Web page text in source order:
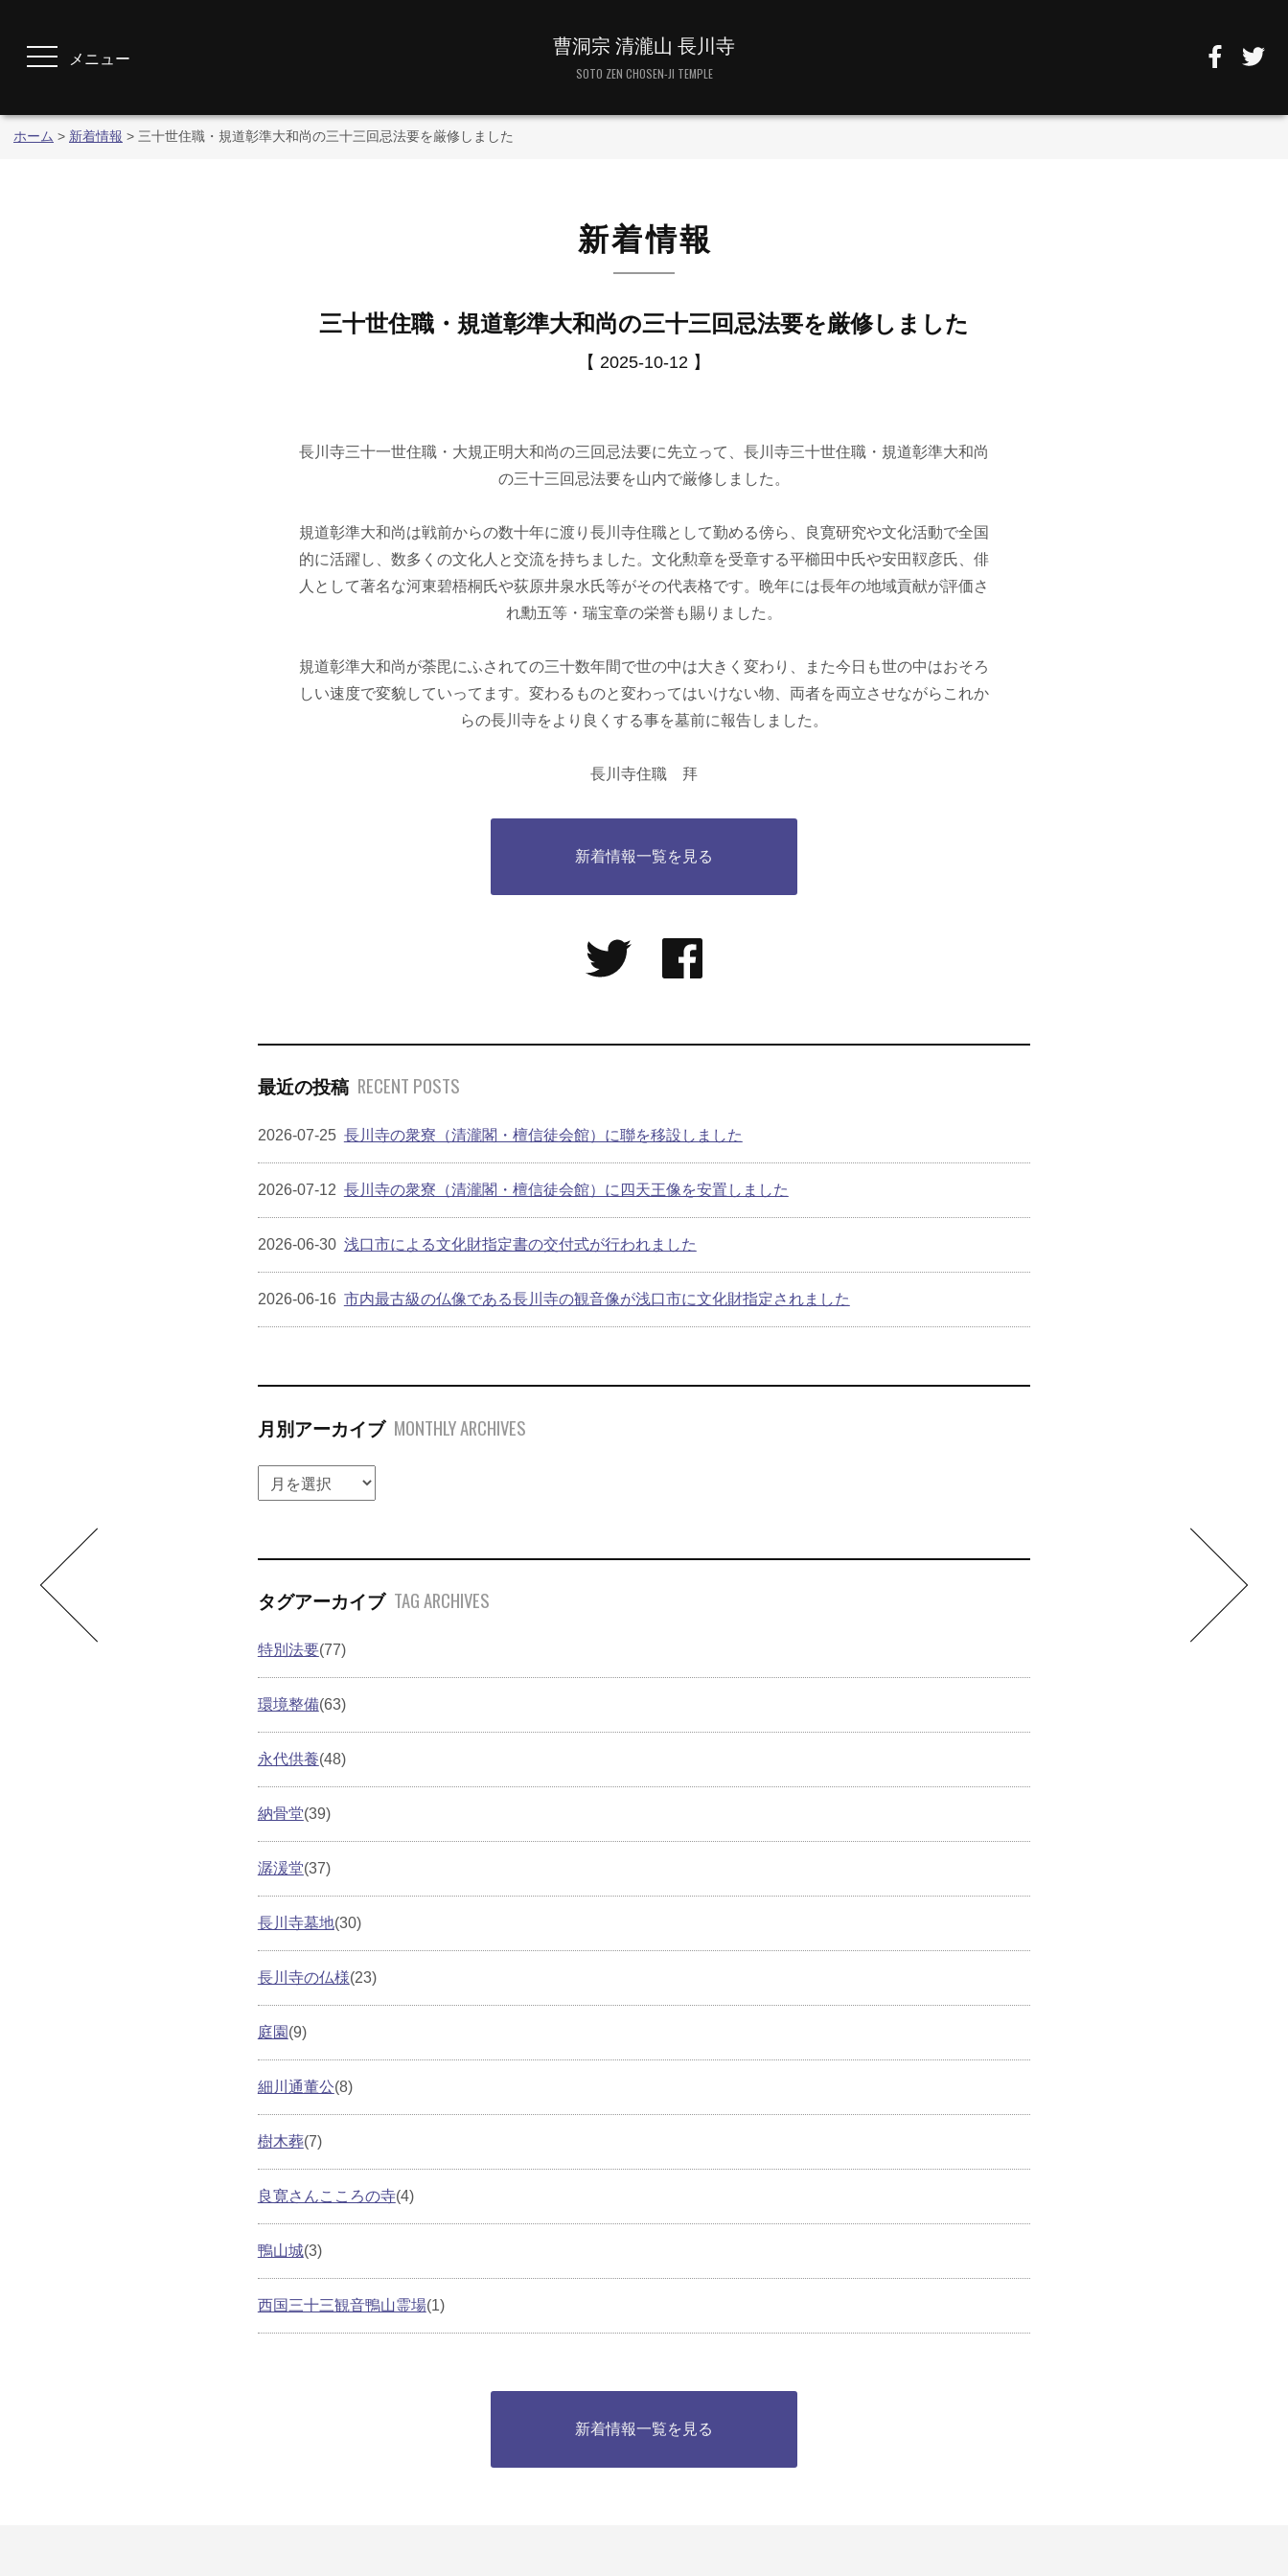
曹洞宗 清瀧山 長川寺
SOTO ZEN CHOSEN-JI TEMPLE
メニュー
ホーム > 新着情報 > 三十世住職・規道彰準大和尚の三十三回忌法要を厳修しました
新着情報
三十世住職・規道彰準大和尚の三十三回忌法要を厳修しました
【 2025-10-12 】
長川寺三十一世住職・大規正明大和尚の三回忌法要に先立って、長川寺三十世住職・規道彰準大和尚
の三十三回忌法要を山内で厳修しました。
規道彰準大和尚は戦前からの数十年に渡り長川寺住職として勤める傍ら、良寛研究や文化活動で全国
的に活躍し、数多くの文化人と交流を持ちました。文化勲章を受章する平櫛田中氏や安田靫彦氏、俳
人として著名な河東碧梧桐氏や荻原井泉水氏等がその代表格です。晩年には長年の地域貢献が評価さ
れ勳五等・瑞宝章の栄誉も賜りました。
規道彰準大和尚が荼毘にふされての三十数年間で世の中は大きく変わり、また今日も世の中はおそろ
しい速度で変貌していってます。変わるものと変わってはいけない物、両者を両立させながらこれか
らの長川寺をより良くする事を墓前に報告しました。
長川寺住職 拜
新着情報一覧を見る
最近の投稿 RECENT POSTS
2026-07-25 長川寺の衆寮（清瀧閣・檀信徒会館）に聯を移設しました
2026-07-12 長川寺の衆寮（清瀧閣・檀信徒会館）に四天王像を安置しました
2026-06-30 浅口市による文化財指定書の交付式が行われました
2026-06-16 市内最古級の仏像である長川寺の観音像が浅口市に文化財指定されました
月別アーカイブ MONTHLY ARCHIVES
タグアーカイブ TAG ARCHIVES
特別法要(77)
環境整備(63)
永代供養(48)
納骨堂(39)
潺湲堂(37)
長川寺墓地(30)
長川寺の仏様(23)
庭園 (9)
細川通董公(8)
樹木葬(7)
良寛さんこころの寺(4)
鴨山城(3)
西国三十三観音鴨山霊場(1)
新着情報一覧を見る